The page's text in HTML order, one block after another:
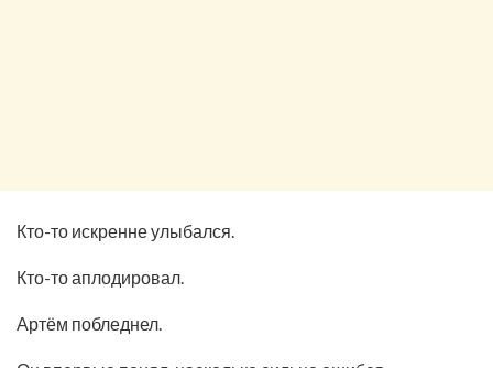
Кто-то искренне улыбался.
Кто-то аплодировал.
Артём побледнел.